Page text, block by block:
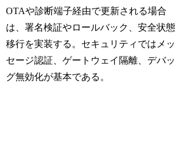
OTAや診断端子経由で更新される場合
は、署名検証やロールバック、安全状態
移行を実装する。セキュリティではメッ
セージ認証、ゲートウェイ隔離、デバッ
グ無効化が基本である。